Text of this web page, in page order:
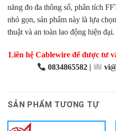
năng đo đa thông số, phân tích
nhỏ gọn, sản phẩm này là lựa
thuật và an toàn lao động hiện đại.
Liên hệ Cablewire để được tư
0834865582 |
SẢN PHẨM TƯƠNG TỰ